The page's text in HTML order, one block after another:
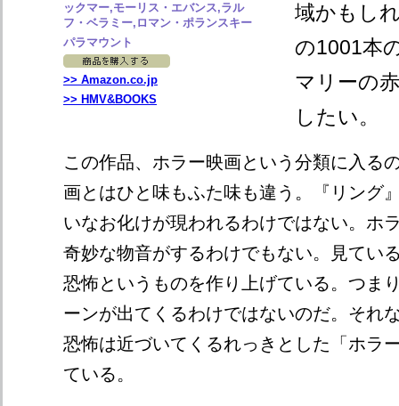
ックマー,モーリス・エバンス,ラル
フ・ベラミー,ロマン・ポランスキー
パラマウント
>> Amazon.co.jp
>> HMV&BOOKS
域かもし
の1001本
マリーの
したい。
この作品、ホラー映画という分類に入る
画とはひと味もふた味も違う。『リング
いなお化けが現われるわけではない。ホ
奇妙な物音がするわけでもない。見てい
恐怖というものを作り上げている。つま
ーンが出てくるわけではないのだ。それ
恐怖は近づいてくるれっきとした「ホラ
ている。